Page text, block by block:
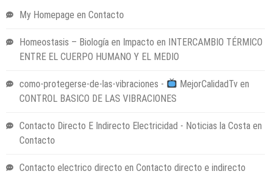
My Homepage en Contacto
Homeostasis – Biología en Impacto en INTERCAMBIO TÉRMICO
ENTRE EL CUERPO HUMANO Y EL MEDIO
como-protegerse-de-las-vibraciones - MejorCalidadTv en
CONTROL BASICO DE LAS VIBRACIONES
Contacto Directo E Indirecto Electricidad - Noticias la Costa en
Contacto
Contacto electrico directo en Contacto directo e indirecto